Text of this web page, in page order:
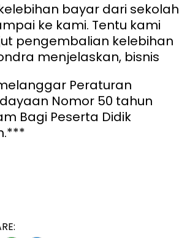
bayar dari sekolah
ke kami. Tentu kami
pengembalian kelebihan
menjelaskan, bisnis
Peraturan
Nomor 50 tahun
Bagi Peserta Didik